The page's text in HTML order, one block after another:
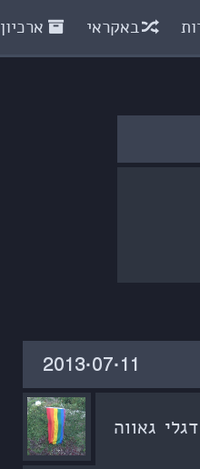
באקראי ארכיון
‎2013·07·11‏
גאווה